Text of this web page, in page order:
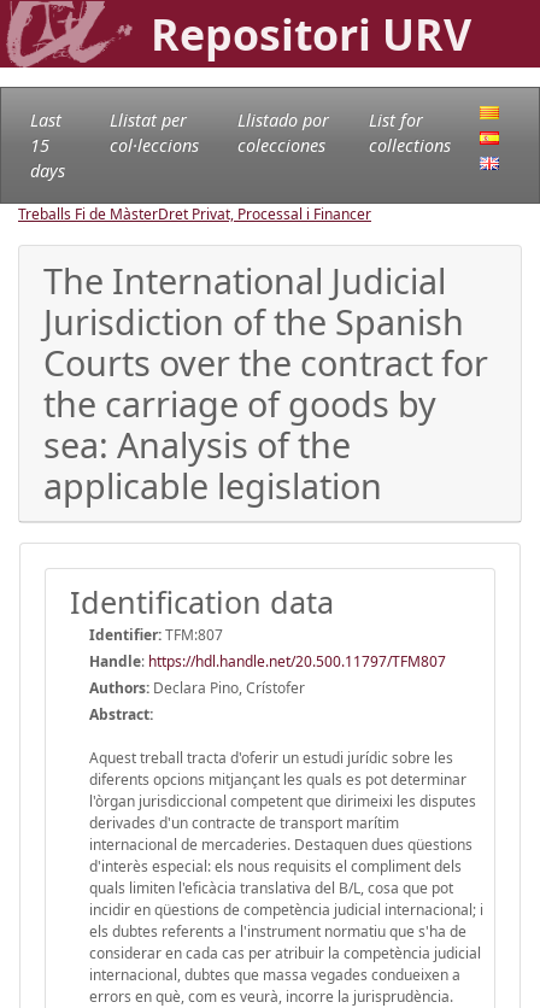
Repositori URV
Last
15
days
Llistat per
col·leccions
Llistado por
colecciones
List for
collections
Treballs Fi de MàsterDret Privat, Processal i Financer
The International Judicial
Jurisdiction of the Spanish
Courts over the contract for
the carriage of goods by
sea: Analysis of the
applicable legislation
Identification data
Identifier:TFM:807
Handle: https://hdl.handle.net/20.500.11797/TFM807
Authors: Declara Pino, Crístofer
Abstract:
Aquest treball tracta d'oferir un estudi jurídic sobre les
diferents opcions mitjançant les quals es pot determinar
l'òrgan jurisdiccional competent que dirimeixi les disputes
derivades d'un contracte de transport marítim
internacional de mercaderies. Destaquen dues qüestions
d'interès especial: els nous requisits el compliment dels
quals limiten l'eficàcia translativa del B/L, cosa que pot
incidir en qüestions de competència judicial internacional; i
els dubtes referents a l'instrument normatiu que s'ha de
considerar en cada cas per atribuir la competència judicial
internacional, dubtes que massa vegades condueixen a
errors en què, com es veurà, incorre la jurisprudència.